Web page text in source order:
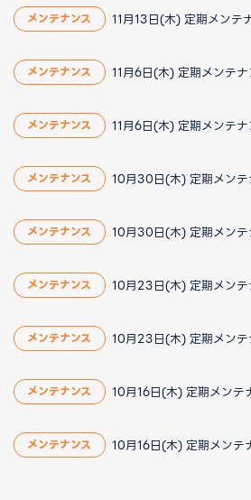
メンテナンス 11月13日(木) 定期メンテ
メンテナンス 11月6日(木) 定期メンテ
メンテナンス 11月6日(木) 定期メンテ
メンテナンス 10月30日(木) 定期メンテ
メンテナンス 10月30日(木) 定期メンテ
メンテナンス 10月23日(木) 定期メンテ
メンテナンス 10月23日(木) 定期メンテ
メンテナンス 10月16日(木) 定期メンテ
メンテナンス 10月16日(木) 定期メンテ